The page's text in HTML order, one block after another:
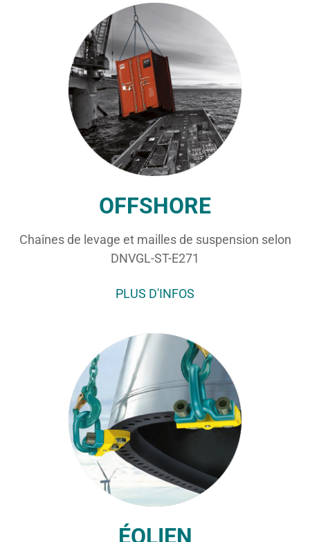
OFFSHORE
Chaînes de levage et mailles de suspension selon
DNVGL-ST-E271
PLUS D'INFOS
ÉOLIEN